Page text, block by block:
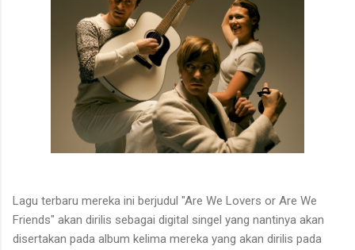
Lagu terbaru mereka ini berjudul "Are We Lovers or Are We
Friends" akan dirilis sebagai digital singel yang nantinya akan
disertakan pada album kelima mereka yang akan dirilis pada